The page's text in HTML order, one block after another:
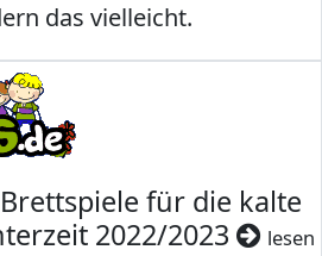
das vielleicht.
für die kalte
2022/2023
lesen